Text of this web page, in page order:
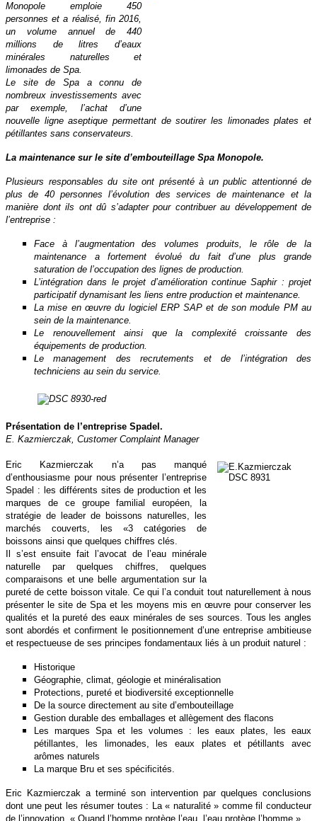
Monopole emploie 450
personnes et a réalisé, fin 2016,
un volume annuel de 440
millions de litres d’eaux
minérales naturelles et
limonades de Spa.
Le site de Spa a connu de
nombreux investissements avec
par exemple, l’achat d’une
nouvelle ligne aseptique permettant de soutirer les limonades plates et
pétillantes sans conservateurs.
La maintenance sur le site d’embouteillage Spa Monopole.
Plusieurs responsables du site ont présenté à un public attentionné de
plus de 40 personnes l’évolution des services de maintenance et la
manière dont ils ont dû s’adapter pour contribuer au développement de
l’entreprise :
Face à l’augmentation des volumes produits, le rôle de la
maintenance a fortement évolué du fait d’une plus grande
saturation de l’occupation des lignes de production.
L’intégration dans le projet d’amélioration continue Saphir : projet
participatif dynamisant les liens entre production et maintenance.
La mise en œuvre du logiciel ERP SAP et de son module PM au
sein de la maintenance.
Le renouvellement ainsi que la complexité croissante des
équipements de production.
Le management des recrutements et de l’intégration des
techniciens au sein du service.
Présentation de l’entreprise Spadel.
E. Kazmierczak, Customer Complaint Manager
Eric Kazmierczak n’a pas manqué
d’enthousiasme pour nous présenter l’entreprise
Spadel : les différents sites de production et les
marques de ce groupe familial européen, la
stratégie de leader de boissons naturelles, les
marchés couverts, les «3 catégories de
boissons ainsi que quelques chiffres clés.
Il s’est ensuite fait l’avocat de l’eau minérale
naturelle par quelques chiffres, quelques
comparaisons et une belle argumentation sur la
pureté de cette boisson vitale. Ce qui l’a conduit tout naturellement à nous
présenter le site de Spa et les moyens mis en œuvre pour conserver les
qualités et la pureté des eaux minérales de ses sources. Tous les angles
sont abordés et confirment le positionnement d’une entreprise ambitieuse
et respectueuse de ses principes fondamentaux liés à un produit naturel :
Historique
Géographie, climat, géologie et minéralisation
Protections, pureté et biodiversité exceptionnelle
De la source directement au site d’embouteillage
Gestion durable des emballages et allègement des flacons
Les marques Spa et les volumes : les eaux plates, les eaux
pétillantes, les limonades, les eaux plates et pétillants avec
arômes naturels
La marque Bru et ses spécificités.
Eric Kazmierczak a terminé son intervention par quelques conclusions
dont une peut les résumer toutes : La « naturalité » comme fil conducteur
de l’innovation. « Quand l’homme protège l’eau, l’eau protège l’homme ».